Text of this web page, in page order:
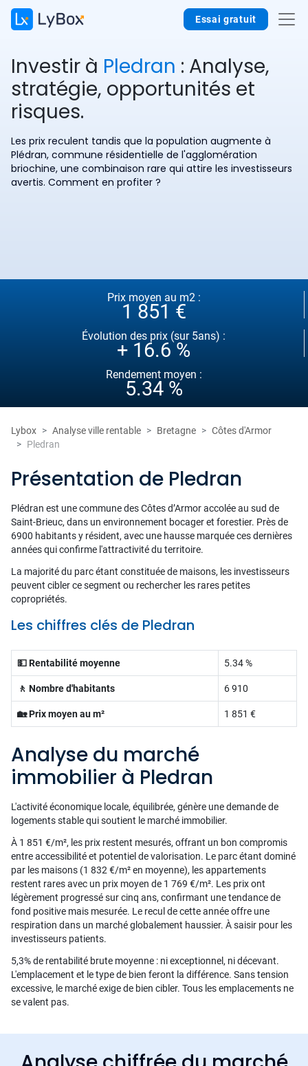
Essai gratuit
Investir à Pledran : Analyse,
stratégie, opportunités et
risques.
Les prix reculent tandis que la population augmente à
Plédran, commune résidentielle de l'agglomération
briochine, une combinaison rare qui attire les investisseurs
avertis. Comment en profiter ?
Prix moyen au m2 :
1 851 €
Évolution des prix (sur 5ans) :
+ 16.6 %
Rendement moyen :
5.34 %
Lybox Analyse ville rentable Bretagne
Côtes d'Armor
Pledran
Présentation de Pledran
Plédran est une commune des Côtes d’Armor accolée au sud de
Saint-Brieuc, dans un environnement bocager et forestier. Près de
6900 habitants y résident, avec une hausse marquée ces dernières
années qui confirme l'attractivité du territoire.
La majorité du parc étant constituée de maisons, les investisseurs
peuvent cibler ce segment ou rechercher les rares petites
copropriétés.
Les chiffres clés de Pledran
💵 Rentabilité moyenne 5.34 %
🚶 Nombre d'habitants 6 910
🏡 Prix moyen au m² 1 851 €
Analyse du marché
immobilier à Pledran
L'activité économique locale, équilibrée, génère une demande de
logements stable qui soutient le marché immobilier.
À 1 851 €/m², les prix restent mesurés, offrant un bon compromis
entre accessibilité et potentiel de valorisation. Le parc étant dominé
par les maisons (1 832 €/m² en moyenne), les appartements
restent rares avec un prix moyen de 1 769 €/m². Les prix ont
légèrement progressé sur cinq ans, confirmant une tendance de
fond positive mais mesurée. Le recul de cette année offre une
respiration dans un marché globalement haussier. À saisir pour les
investisseurs patients.
5,3% de rentabilité brute moyenne : ni exceptionnel, ni décevant.
L'emplacement et le type de bien feront la différence. Sans tension
excessive, le marché exige de bien cibler. Tous les emplacements ne
se valent pas.